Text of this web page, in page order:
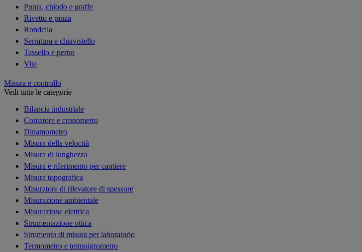
Punta, chiodo e graffe
Rivetto e pinza
Rondella
Serratura e chiavistello
Tassello e perno
Vite
Misura e controllo
Vedi tutte le categorie
Bilancia industriale
Contatore e cronometro
Dinamometro
Misura della velocità
Misura di lunghezza
Misura e riferimento per cantiere
Misura topografica
Misuratore di rilevatore di spessore
Misurazione ambientale
Misurazione elettrica
Strumentazione ottica
Strumento di misura per laboratorio
Termometro e termoigrometro